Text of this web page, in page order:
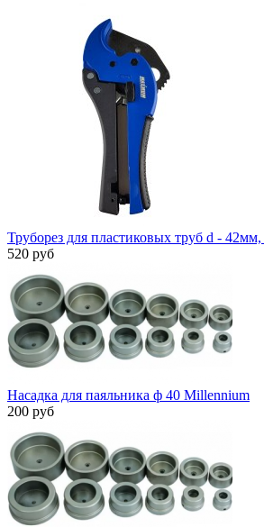
Труборез для пластиковых труб d -
520 руб
Насадка для паяльника ф 40 Millennium
200 руб